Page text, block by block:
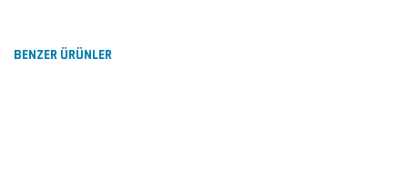
Görüş ve önerileriniz için teşekkür ederiz.
BENZER ÜRÜNLER